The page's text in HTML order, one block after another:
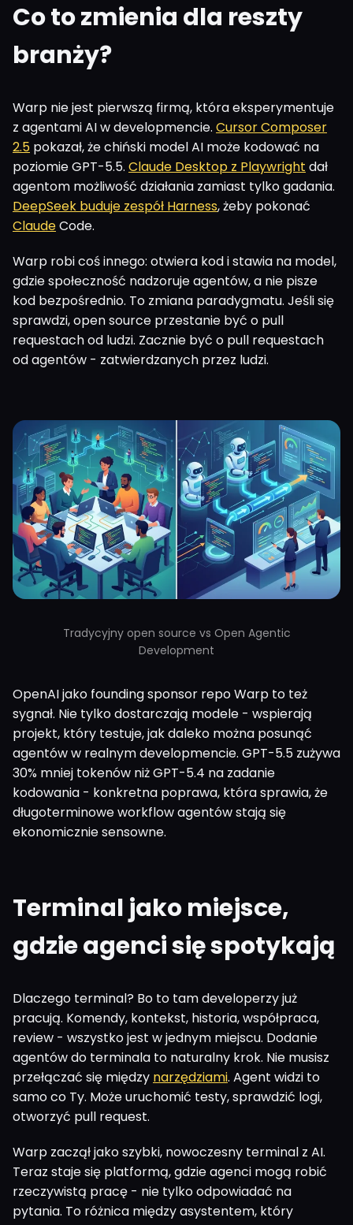
Co to zmienia dla reszty
branży?
Warp nie jest pierwszą firmą, która eksperymentuje
z agentami AI w developmencie. Cursor Composer
2.5 pokazał, że chiński model AI może kodować na
poziomie GPT-5.5. Claude Desktop z Playwright dał
agentom możliwość działania zamiast tylko gadania.
DeepSeek buduje zespół Harness, żeby pokonać
ClaudeCode.
Warp robi coś innego: otwiera kod i stawia na model,
gdzie społeczność nadzoruje agentów, a nie pisze
kod bezpośrednio. To zmiana paradygmatu. Jeśli się
sprawdzi, open source przestanie być o pull
requestach od ludzi. Zacznie być o pull requestach
od agentów - zatwierdzanych przez ludzi.
Tradycyjny open source vs Open Agentic
Development
OpenAI jako founding sponsor repo Warp to też
sygnał. Nie tylko dostarczają modele - wspierają
projekt, który testuje, jak daleko można posunąć
agentów w realnym developmencie. GPT-5.5 zużywa
30% mniej tokenów niż GPT-5.4 na zadanie
kodowania - konkretna poprawa, która sprawia, że
długoterminowe workflow agentów stają się
ekonomicznie sensowne.
Terminal jako miejsce,
gdzie agenci się spotykają
Dlaczego terminal? Bo to tam developerzy już
pracują. Komendy, kontekst, historia, współpraca,
review - wszystko jest w jednym miejscu. Dodanie
agentów do terminala to naturalny krok. Nie musisz
przełączać się między narzędziami. Agent widzi to
samo co Ty. Może uruchomić testy, sprawdzić logi,
otworzyć pull request.
Warp zaczął jako szybki, nowoczesny terminal z AI.
Teraz staje się platformą, gdzie agenci mogą robić
rzeczywistą pracę - nie tylko odpowiadać na
pytania. To różnica między asystentem, który